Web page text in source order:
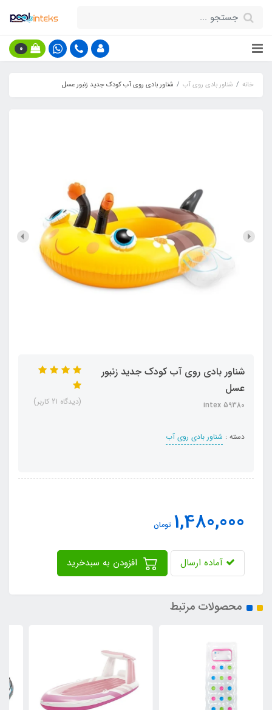
0
خانه شناور بادی روی آب شناور بادی روی آب کودک جدید زنبور عسل
شناور بادی روی آب کودک جدید زنبور
عسل
intex 59380
دسته : شناور بادی روی آب
(دیدگاه 21 کاربر)
1,480,000 تومان
آماده ارسال
محصولات مرتبط